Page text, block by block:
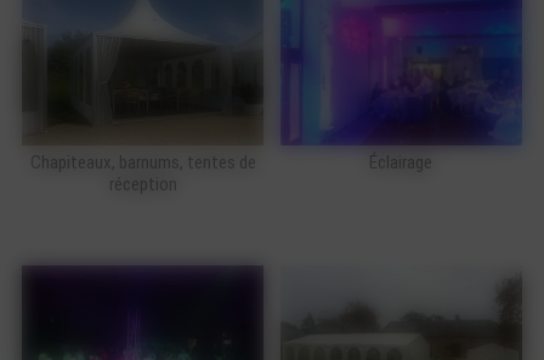
Chapiteaux, barnums, tentes de
réception
Éclairage